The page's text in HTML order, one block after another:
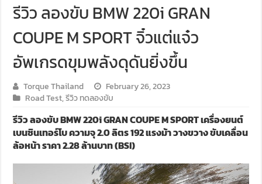
รีวิว ลองขับ BMW 220i GRAN
COUPE M SPORT จิ๋วแต่แจ๋ว
อัพเกรดขุมพลังดุดันยิ่งขึ้น
Torque Thailand
February 26, 2023
Road Test,รีวิว ทดลองขับ
รีวิว ลองขับ BMW 220i GRAN COUPE M SPORT เครื่องยนต์
เบนซินเทอร์โบ ความจุ 2.0 ลิตร 192 แรงม้า วางขวาง ขับเคลื่อน
ล้อหน้า ราคา 2.28 ล้านบาท (BSI)